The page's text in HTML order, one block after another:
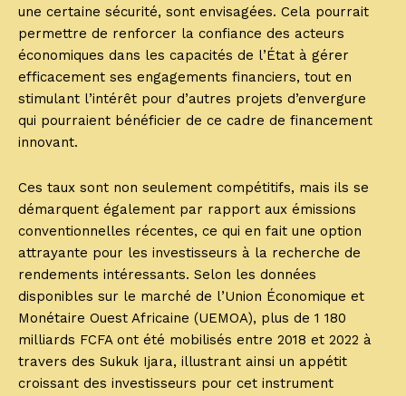
une certaine sécurité, sont envisagées. Cela pourrait
permettre de renforcer la confiance des acteurs
économiques dans les capacités de l’État à gérer
efficacement ses engagements financiers, tout en
stimulant l’intérêt pour d’autres projets d’envergure
qui pourraient bénéficier de ce cadre de financement
innovant.
Ces taux sont non seulement compétitifs, mais ils se
démarquent également par rapport aux émissions
conventionnelles récentes, ce qui en fait une option
attrayante pour les investisseurs à la recherche de
rendements intéressants. Selon les données
disponibles sur le marché de l’Union Économique et
Monétaire Ouest Africaine (UEMOA), plus de 1 180
milliards FCFA ont été mobilisés entre 2018 et 2022 à
travers des Sukuk Ijara, illustrant ainsi un appétit
croissant des investisseurs pour cet instrument